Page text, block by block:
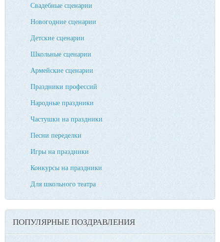
Свадебные сценарии
Новогодние сценарии
Детские сценарии
Школьные сценарии
Армейские сценарии
Праздники профессий
Народные праздники
Частушки на праздники
Песни переделки
Игры на праздники
Конкурсы на праздники
Для школьного театра
ПОПУЛЯРНЫЕ ПОЗДРАВЛЕНИЯ